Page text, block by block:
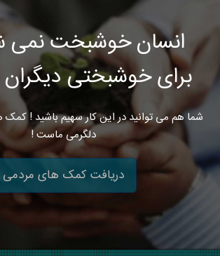
انسان خوشبخت نمی
برای خوشبختی
شما هم می توانید در این کار سهیم باشید ! کمک
دلگرمی ماست !
دریافت کمک های مردمی